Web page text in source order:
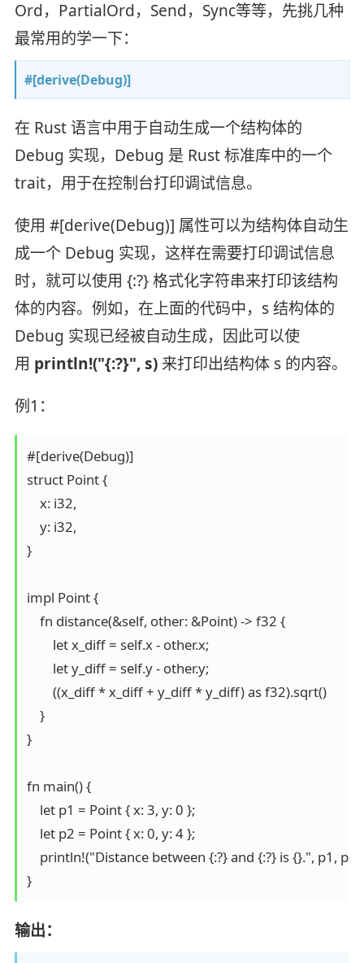
Ord，PartialOrd，Send，Sync等等，先挑几种
最常用的学一下：
#[derive(Debug)]
在 Rust 语言中用于自动生成一个结构体的
Debug 实现，Debug 是 Rust 标准库中的一个
trait，用于在控制台打印调试信息。
使用 #[derive(Debug)] 属性可以为结构体自动生
成一个 Debug 实现，这样在需要打印调试信息
时，就可以使用 {:?} 格式化字符串来打印该结构
体的内容。例如，在上面的代码中，s 结构体的
Debug 实现已经被自动生成，因此可以使
用 println!("{:?}", s)来打印出结构体 s 的内容。
例1：
#[derive(Debug)]
struct Point {
    x: i32,
    y: i32,
}
impl Point {
    fn distance(&self, other: &Point) -> f32 {
        let x_diff = self.x - other.x;
        let y_diff = self.y - other.y;
        ((x_diff * x_diff + y_diff * y_diff) as f32).sqrt()
    }
}
fn main() {
    let p1 = Point { x: 3, y: 0 };
    let p2 = Point { x: 0, y: 4 };
println!("Distance between {:?} and {:?} is {}.", p1,
}
输出：